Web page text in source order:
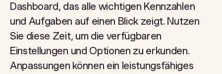
Dashboard, das alle wichtigen Kennzahlen
und Aufgaben auf einen Blick zeigt. Nutzen
Sie diese Zeit, um die verfügbaren
Einstellungen und Optionen zu erkunden.
Anpassungen können ein leistungsfähiges